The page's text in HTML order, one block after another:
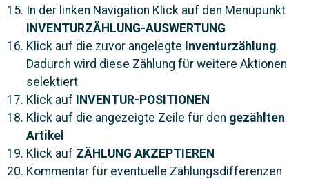
In der linken Navigation Klick auf den Menüpunkt
INVENTURZÄHLUNG-AUSWERTUNG
Klick auf die zuvor angelegte Inventurzählung.
Dadurch wird diese Zählung für weitere Aktionen
selektiert
Klick auf INVENTUR-POSITIONEN
Klick auf die angezeigte Zeile für den gezählten
Artikel
Klick auf ZÄHLUNG AKZEPTIEREN
Kommentar für eventuelle Zählungsdifferenzen